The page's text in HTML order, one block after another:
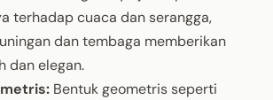
terhadap cuaca dan serangga,
dan tembaga memberikan
dan elegan.
Bentuk geometris seperti